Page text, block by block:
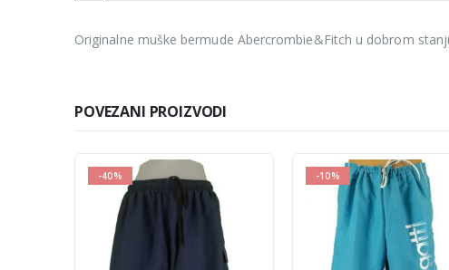
Originalne muške bermude Abercrombie&Fitch u dobrom
POVEZANI PROIZVODI
-10% -10%